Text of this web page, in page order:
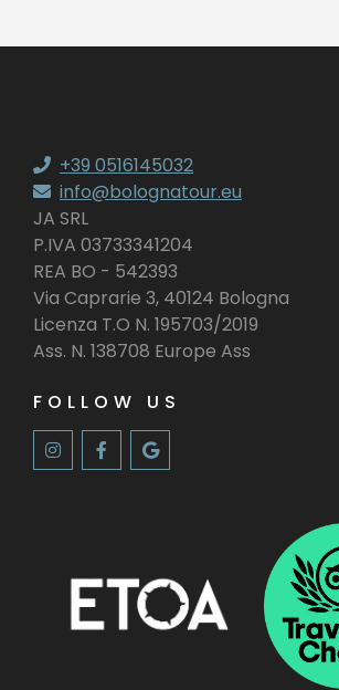
+39 0516145032
info@bolognatour.eu
JA SRL
P.IVA 03733341204
REA BO - 542393
Via Caprarie 3, 40124 Bologna
Licenza T.O N. 195703/2019
Ass. N. 138708 Europe Ass
FOLLOW US